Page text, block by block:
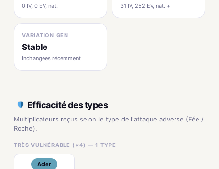
0 IV, 0 EV, nat. - 31 IV, 252 EV, nat. +
VARIATION GEN
Stable
Inchangées récemment
Efficacité des types
Multiplicateurs reçus selon le type de l'attaque adverse (Fée /
Roche).
TRÈS VULNÉRABLE (×4) — 1 TYPE
Acier